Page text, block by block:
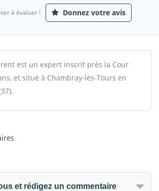
à évaluer ! Donnez votre avis
est un expert inscrit près la Cour
et situé à Chambray-les-Tours en
et rédigez un commentaire